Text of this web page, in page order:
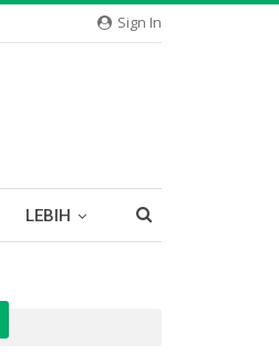
Sign In
LEBIH